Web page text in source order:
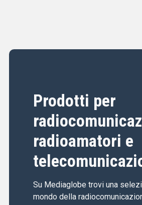
Prodotti per
radioamatori e
Su Mediaglobe trovi una
mondo della